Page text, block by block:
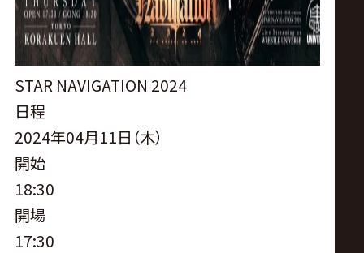
STAR NAVIGATION 2024
日程
2024年04月11日（木）
開始
18:30
開場
17:30